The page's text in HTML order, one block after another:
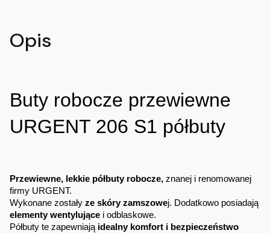
Opis
Buty robocze przewiewne
URGENT 206 S1 półbuty
Przewiewne, lekkie półbuty robocze, znanej i renomowanej
firmy URGENT.
Wykonane zostały ze skóry zamszowe
elementy wentylujące i odblaskowe.
Półbuty te zapewniają idealny komfort i bezpieczeństwo